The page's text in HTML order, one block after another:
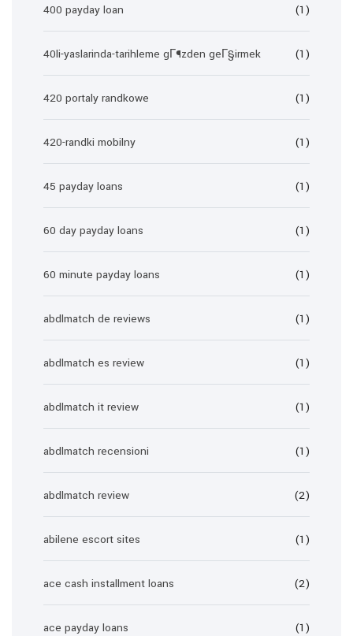
400 payday loan (1)
40li-yaslarinda-tarihleme gГ¶zden geГ§irmek (1)
420 portaly randkowe (1)
420-randki mobilny (1)
45 payday loans (1)
60 day payday loans (1)
60 minute payday loans (1)
abdlmatch de reviews (1)
abdlmatch es review (1)
abdlmatch it review (1)
abdlmatch recensioni (1)
abdlmatch review (2)
abilene escort sites (1)
ace cash installment loans (2)
ace payday loans (1)